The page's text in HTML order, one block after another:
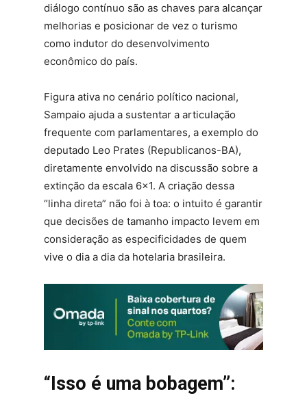
diálogo contínuo são as chaves para alcançar
melhorias e posicionar de vez o turismo
como indutor do desenvolvimento
econômico do país.
Figura ativa no cenário político nacional,
Sampaio ajuda a sustentar a articulação
frequente com parlamentares, a exemplo do
deputado Leo Prates (Republicanos-BA),
diretamente envolvido na discussão sobre a
extinção da escala 6×1. A criação dessa
“linha direta” não foi à toa: o intuito é garantir
que decisões de tamanho impacto levem em
consideração as especificidades de quem
vive o dia a dia da hotelaria brasileira.
“Isso é uma bobagem”: